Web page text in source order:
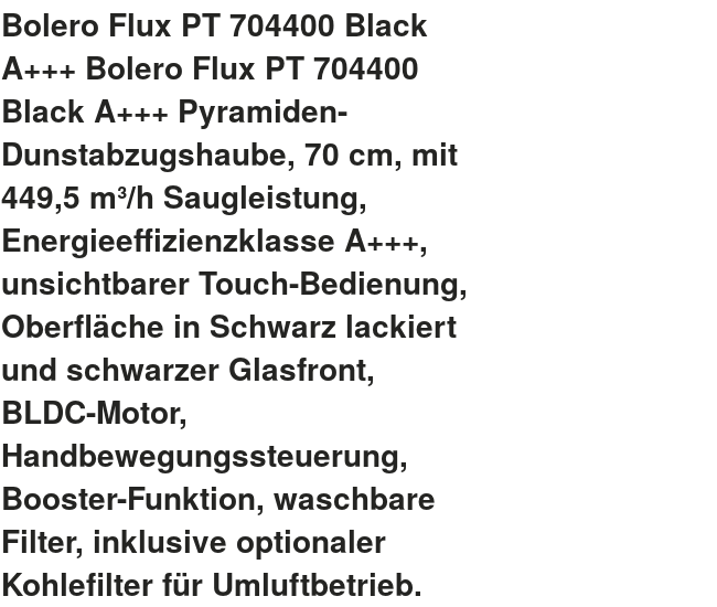
Bolero Flux PT 704400 Black
A+++ Bolero Flux PT 704400
Black A+++ Pyramiden-
Dunstabzugshaube, 70 cm, mit
449,5 m³/h Saugleistung,
Energieeffizienzklasse A+++,
unsichtbarer Touch-Bedienung,
Oberfläche in Schwarz lackiert
und schwarzer Glasfront,
BLDC-Motor,
Handbewegungssteuerung,
Booster-Funktion, waschbare
Filter, inklusive optionaler
Kohlefilter für Umluftbetrieb.